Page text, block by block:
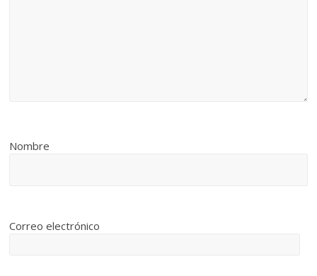
Nombre
Correo electrónico